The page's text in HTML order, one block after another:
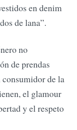
en denim
de lana”.
no
de prendas
consumidor de la
el glamour
y el respeto